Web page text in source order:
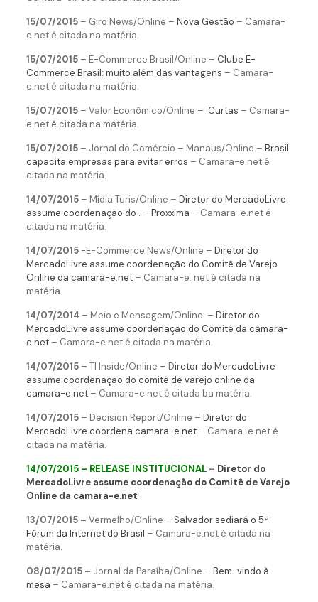
15/07/2015– Giro News/Online – Nova Gestão – Camara-
e.net é citada na matéria.
15/07/2015– E-Commerce Brasil/Online – Clube E-
Commerce Brasil: muito além das vantagens – Camara-
e.net é citada na matéria.
15/07/2015– Valor Econômico/Online – Curtas – Camara-
e.net é citada na matéria.
15/07/2015– Jornal do Comércio – Manaus/Online – Brasil
capacita empresas para evitar erros – Camara-e.net é
citada na matéria.
14/07/2015– Mídia Turis/Online – Diretor do MercadoLivre
assume coordenação do . – Proxxima – Camara-e.net é
citada na matéria.
14/07/2015-E-Commerce News/Online – Diretor do
MercadoLivre assume coordenação do Comitê de Varejo
Online da camara-e.net– Camara-e. net é citada na
matéria.
14/07/2014 – Meio e Mensagem/Online – Diretor do
MercadoLivre assume coordenação do Comitê da câmara-
e.net – Camara-e.net é citada na matéria.
14/07/2015– TI Inside/Online – Diretor do MercadoLivre
assume coordenação do comitê de varejo online da
camara-e.net – Camara-e.net é citada ba matéria.
14/07/2015– Decision Report/Online – Diretor do
MercadoLivre coordena camara-e.net – Camara-e.net é
citada na matéria.
14/07/2015 – RELEASE INSTITUCIONAL– Diretor do
MercadoLivre assume coordenação do Comitê de Varejo
Online da camara-e.net
13/07/2015 – Vermelho/Online – Salvador sediará o 5º
Fórum da Internet do Brasil – Camara-e.net é citada na
matéria.
08/07/2015 – Jornal da Paraíba/Online – Bem-vindo à
mesa – Camara-e.net é citada na matéria.